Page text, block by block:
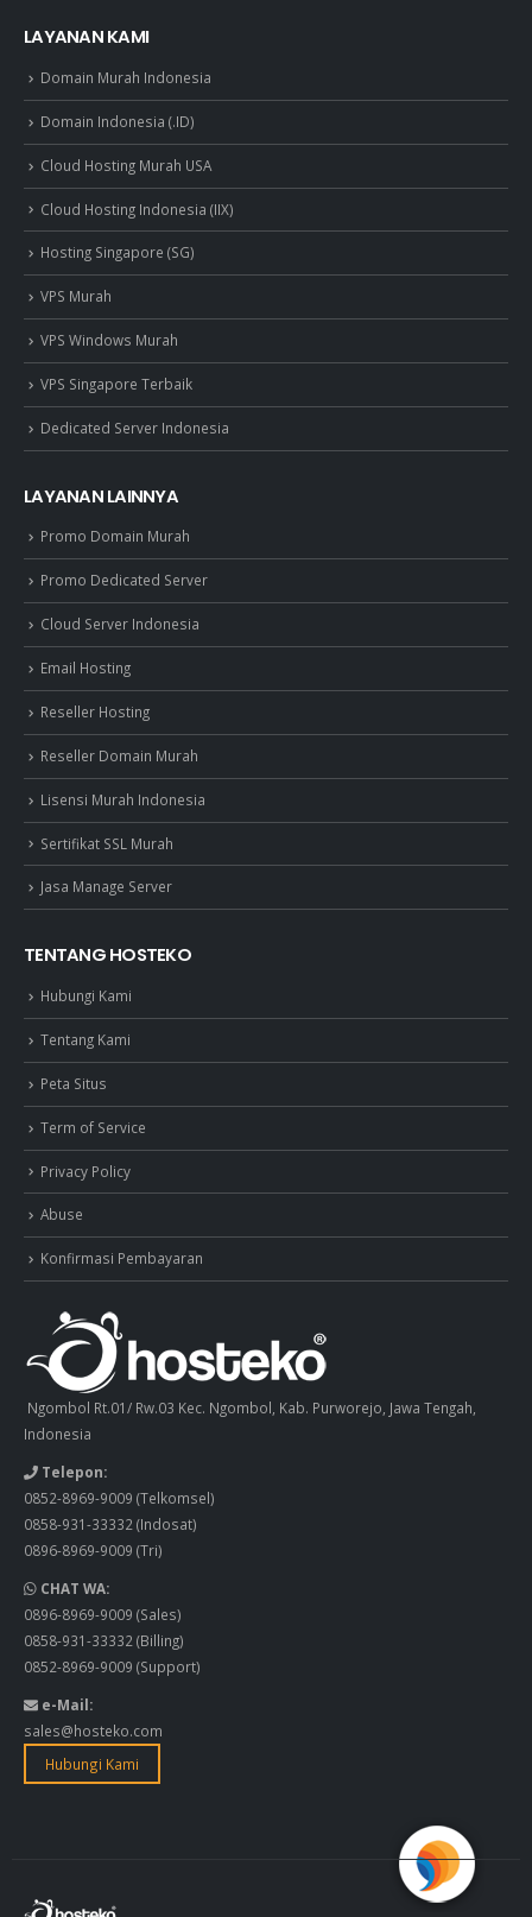
LAYANAN KAMI
Domain Murah Indonesia
Domain Indonesia (.ID)
Cloud Hosting Murah USA
Cloud Hosting Indonesia (IIX)
Hosting Singapore (SG)
VPS Murah
VPS Windows Murah
VPS Singapore Terbaik
Dedicated Server Indonesia
LAYANAN LAINNYA
Promo Domain Murah
Promo Dedicated Server
Cloud Server Indonesia
Email Hosting
Reseller Hosting
Reseller Domain Murah
Lisensi Murah Indonesia
Sertifikat SSL Murah
Jasa Manage Server
TENTANG HOSTEKO
Hubungi Kami
Tentang Kami
Peta Situs
Term of Service
Privacy Policy
Abuse
Konfirmasi Pembayaran
Ngombol Rt.01/ Rw.03 Kec. Ngombol, Kab. Purworejo, Jawa Tengah,
Indonesia
Telepon:
0852-8969-9009 (Telkomsel)
0858-931-33332 (Indosat)
0896-8969-9009 (Tri)
CHAT WA:
0896-8969-9009 (Sales)
0858-931-33332 (Billing)
0852-8969-9009 (Support)
e-Mail:
sales@hosteko.com
Hubungi Kami